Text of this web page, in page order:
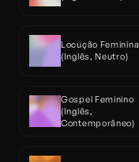
Locução Feminina
(Inglês, Neutro)
Gospel Feminino
(Inglês,
Contemporâneo)